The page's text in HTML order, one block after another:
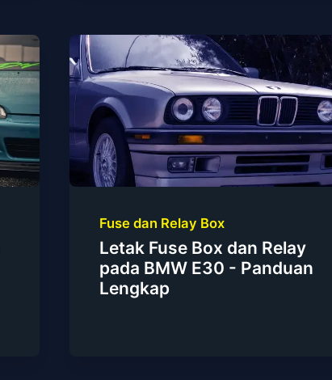
Fuse dan Relay Box
Letak Fuse Box dan Relay
pada BMW E30 - Panduan
Lengkap